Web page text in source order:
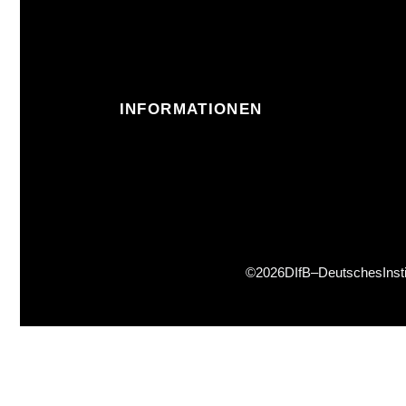
INFORMATIONEN
© 2026 DIfB – Deutsches